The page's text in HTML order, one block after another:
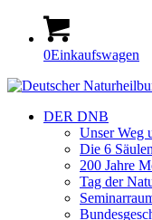
0Einkaufswagen
DER DNB
Unser Weg
Die 6
200 Jahre
Tag der